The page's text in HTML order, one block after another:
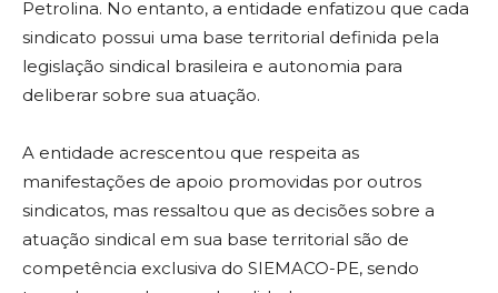
Petrolina. No entanto, a entidade enfatizou que cada
sindicato possui uma base territorial definida pela
legislação sindical brasileira e autonomia para
deliberar sobre sua atuação.
A entidade acrescentou que respeita as
manifestações de apoio promovidas por outros
sindicatos, mas ressaltou que as decisões sobre a
atuação sindical em sua base territorial são de
competência exclusiva do SIEMACO-PE, sendo